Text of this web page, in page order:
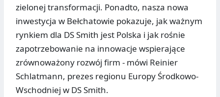
zielonej transformacji. Ponadto, nasza nowa
inwestycja w Bełchatowie pokazuje, jak ważnym
rynkiem dla DS Smith jest Polska i jak rośnie
zapotrzebowanie na innowacje wspierające
zrównoważony rozwój firm - mówi Reinier
Schlatmann, prezes regionu Europy Środkowo-
Wschodniej w DS Smith.